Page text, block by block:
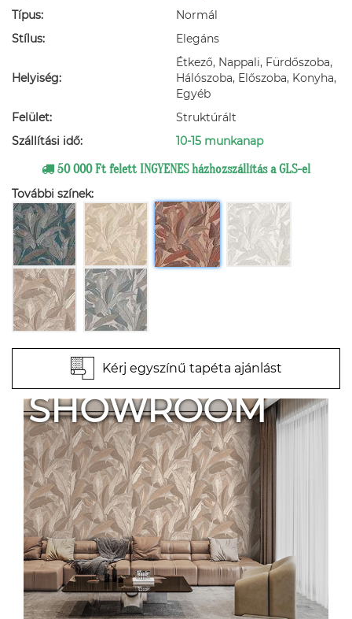
Típus:
Normál
Stílus:
Elegáns
Helyiség:
Étkező, Nappali, Fürdőszoba,
Hálószoba, Előszoba, Konyha,
Egyéb
Felület:
Struktúrált
Szállítási idő:
10-15 munkanap
50 000 Ft felett INGYENES házhozszállítás a GLS-el
További színek:
Kérj egyszínű tapéta ajánlást
SHOWROOM